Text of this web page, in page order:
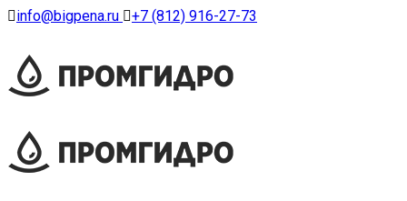
info@bigpena.ru +7 (812) 916-27-73